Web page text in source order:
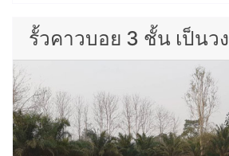
รั้วคาวบอย 3 ชั้น เป็นวง